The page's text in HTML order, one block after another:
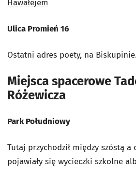
Hawałejem
Ulica Promień 16
Ostatni adres poety, na Biskupinie.
Miejsca spacerowe
Różewicza
Park Południowy
Tutaj przychodził między szóstą a
pojawiały się wycieczki szkolne